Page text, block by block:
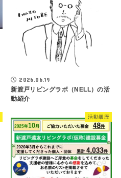
2026.06.19
新渡戸リビングラボ（NELL）の活
動紹介
活動履歴